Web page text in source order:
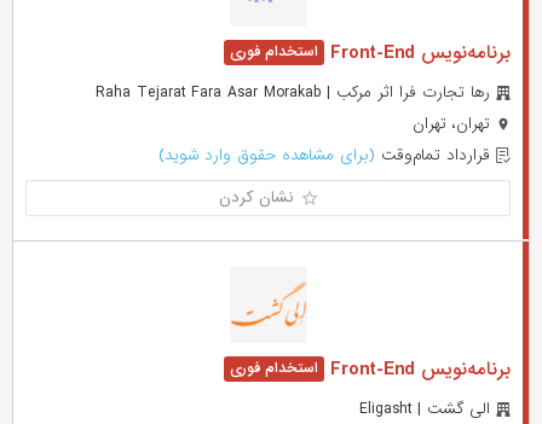
برنامه‌نویس Front-End
رها تجارت فرا اثر مرکب | Raha Tejarat Fara Asar Morakab
تهران، تهران
قرارداد تمام‌وقت (برای مشاهده حقوق وارد شوید)
نشان کردن
برنامه‌نویس Front-End
الی گشت | Eligasht